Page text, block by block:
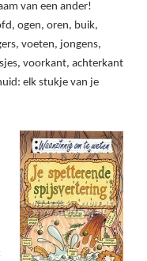
van een ander!
ogen, oren, buik,
voeten, jongens,
voorkant, achterkant
elk stukje van je